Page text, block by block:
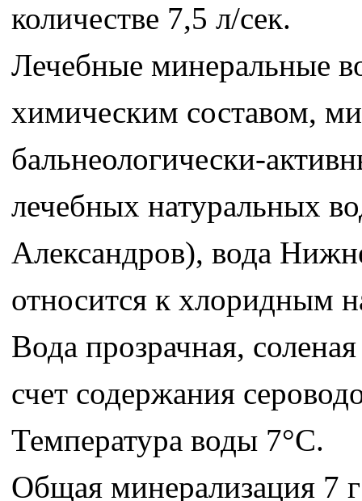
количестве 7,5 л/сек.
Лечебные минеральные
химическим составом,
бальнеологически-
лечебных натуральных
Александров), вода
относится к хлоридным
Вода прозрачная,
счет содержания
Температура воды 7°С.
Общая минерализация 7